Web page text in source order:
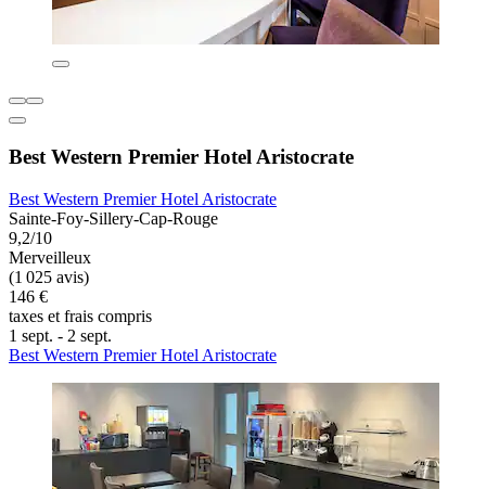
Best Western Premier Hotel Aristocrate
Best Western Premier Hotel Aristocrate
Sainte-Foy-Sillery-Cap-Rouge
9,2/10
Merveilleux
(1 025 avis)
146 €
taxes et frais compris
1 sept. - 2 sept.
Best Western Premier Hotel Aristocrate